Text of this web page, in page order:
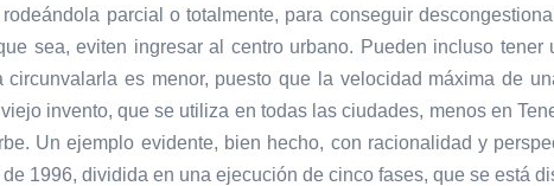
rodeándola parcial o totalmente, para conseguir
sea, eviten ingresar al centro urbano. Pueden incluso tener
circunvalarla es menor, puesto que la velocidad máxima de
invento, que se utiliza en todas las ciudades, menos en
Un ejemplo evidente, bien hecho, con racionalidad y
1996, dividida en una ejecución de cinco fases, que se está